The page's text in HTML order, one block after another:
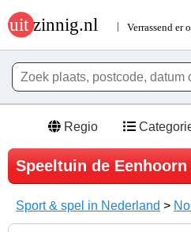
Regio
Speeltuin de Eenhoorn
Sport & spel in Nederland >